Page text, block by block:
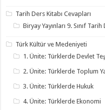
Tarih Ders Kitabı Cevapları
Biryay Yayınları 9. Sınıf
Türk Kültür ve Medeniyeti
1. Ünite: Türklerde Devlet
2. Ünite: Türklerde Toplum
3. Ünite: Türklerde Hukuk
4. Ünite: Türklerde Ekonomi